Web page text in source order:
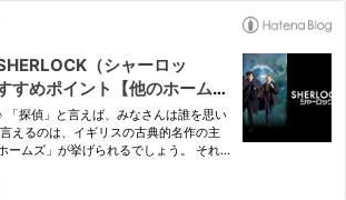
（シャーロッ
すめポイント【他のホームズ
「探偵」と言えば、みなさんは誰を思い
えるのは、イギリスの古典的名作の主
ームズ」が挙げられるでしょう。 それ
マ、アニメ、漫画など、どのようなジ